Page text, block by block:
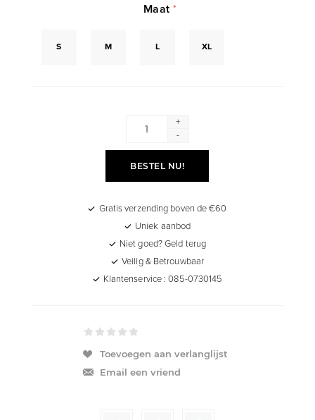
Maat*
S M L XL
+
-
BESTEL NU!
Gratis verzending boven de €60
Uniek aanbod
Niet goed? Geld terug
Veilig & Betrouwbaar
Klantenservice : 085-0730145
Toevoegen aan verlanglijst
Email een vriend